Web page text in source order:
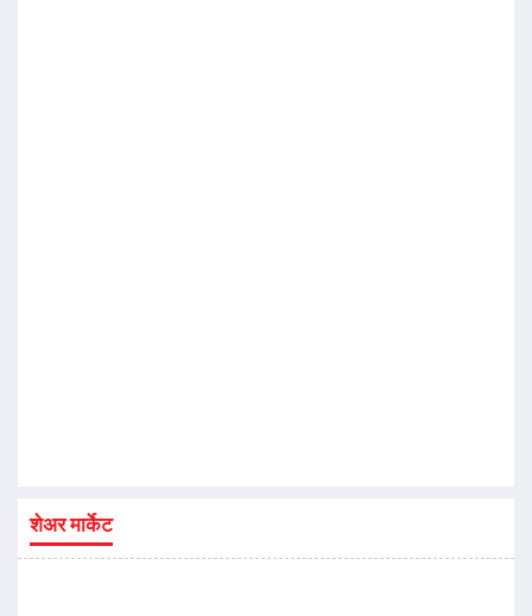
शेअर मार्केट